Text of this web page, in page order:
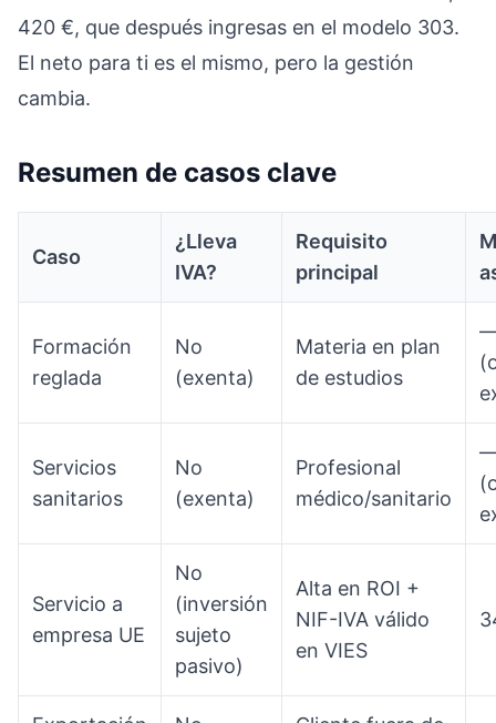
420 €, que después ingresas en el modelo 303.
El neto para ti es el mismo, pero la gestión
cambia.
Resumen de casos clave
Caso
¿Lleva
IVA?
Requisito
principal
Formación
reglada
No
(exenta)
Materia en plan
de estudios
Servicios
sanitarios
No
(exenta)
Profesional
médico/sanitario
Servicio a
empresa UE
No
(inversión
sujeto
pasivo)
Alta en ROI +
NIF-IVA válido
en VIES